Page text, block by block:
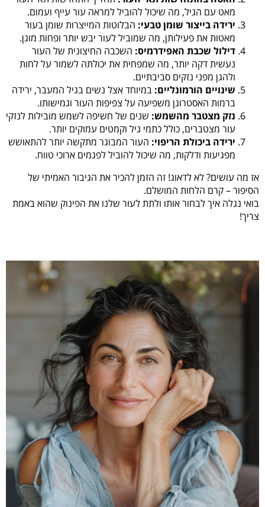
מאט עם הגיל, מה שיכול להוביל למראה עור עייף ועמום.
ירידה בייצור שומן טבעי: הבלוטות המייצרות שומן בעור
מאטות את פעילותן, מה שמוביל לעור יבש יותר ופחות מוגן.
דילול שכבת האפידרמיס: השכבה החיצונית של העור
נעשית דקה יותר, מה שמפחית את יכולתה לשמור על לחות
ולהגן מפני נזקים סביבתיים.
שינויים הורמונליים: במיוחד אצל נשים בגיל המעבר, ירידה
ברמות האסטרוגן משפיעה על צפיפות העור וגמישותו.
נזק מצטבר מהשמש: שנים של חשיפה לשמש מובילות לנזקי
עור מצטברים, כולל כתמי גיל וקמטים עמוקים יותר.
ירידה ביכולת הריפוי: העור המבוגר מתקשה יותר להתאושש
מפגיעות ודלקות, מה שיכול להוביל לפגמים ארוכי טווח.
אז מה עושים? לא לדאוג! זה הזמן להכיר את הגיבור האמיתי של
הסיפור – קרם הלחות המושלם.
בואי נגלה איך לבחור אותו ולתת לעור שלנו את הפינוק שהוא באמת
צריך!